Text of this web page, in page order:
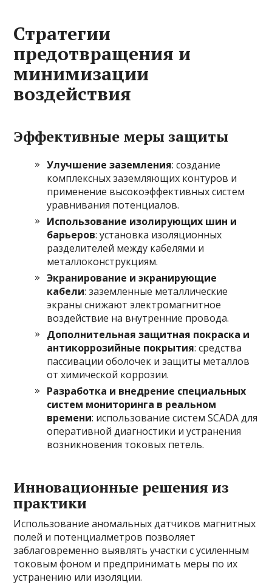
Стратегии
предотвращения и
минимизации
воздействия
Эффективные меры защиты
Улучшение заземления: создание
комплексных заземляющих контуров и
применение высокоэффективных систем
уравнивания потенциалов.
Использование изолирующих шин и
барьеров: установка изоляционных
разделителей между кабелями и
металлоконструкциям.
Экранирование и экранирующие
кабели: заземленные металлические
экраны снижают электромагнитное
воздействие на внутренние провода.
Дополнительная защитная покраска и
антикоррозийные покрытия: средства
пассивации оболочек и защиты металлов
от химической коррозии.
Разработка и внедрение специальных
систем мониторинга в реальном
времени: использование систем SCADA для
оперативной диагностики и устранения
возникновения токовых петель.
Инновационные решения из
практики
Использование аномальных датчиков магнитных
полей и потенциалметров позволяет
заблаговременно выявлять участки с усиленным
токовым фоном и предпринимать меры по их
устранению или изоляции.